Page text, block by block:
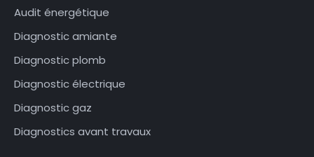
Audit énergétique
Diagnostic amiante
Diagnostic plomb
Diagnostic électrique
Diagnostic gaz
Diagnostics avant travaux